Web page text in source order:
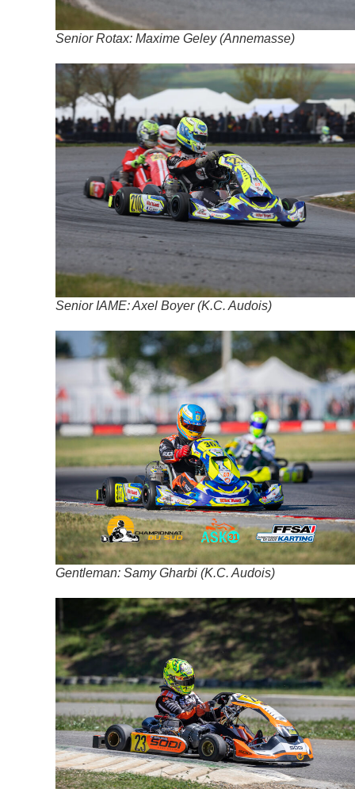
Senior Rotax: Maxime Geley (Annemasse)
Senior IAME: Axel Boyer (K.C. Audois)
Gentleman: Samy Gharbi (K.C. Audois)